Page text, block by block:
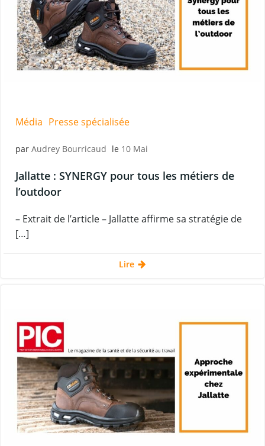
Média Presse spécialisée
par Audrey Bourricaud le 10 Mai
Jallatte : SYNERGY pour tous les métiers de
l’outdoor
– Extrait de l’article – Jallatte affirme sa stratégie de
[…]
Lire